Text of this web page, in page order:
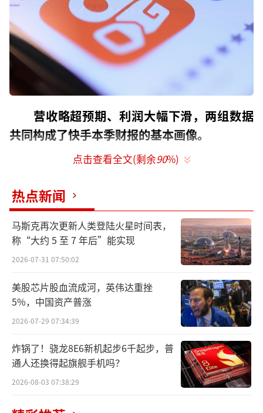
营收略超预期、利润大幅下滑，两组数据
共同构成了快手本季财报的基本画像。
快手营收主要分为线上营销服务、直播和
其他服务三个部分。本季度线上营销服务收入1
96.43亿元，同比增长9.3%，占总收入比重升
至58.3%；直播业务收入84.92亿元，同比下降
点击查看全文(剩余90%)
热点新闻
马斯克再次更新人类登陆火星时间表，
称“大约 5 至 7 年后”能实现
2026-07-31 07:50:02
美股芯片股血流成河，英伟达重挫
5%，中国资产普涨
2026-07-29 07:34:39
炸锅了！骁龙8E6新机起步6千起步，普
通人还换得起旗舰手机吗？
2026-08-03 07:38:29